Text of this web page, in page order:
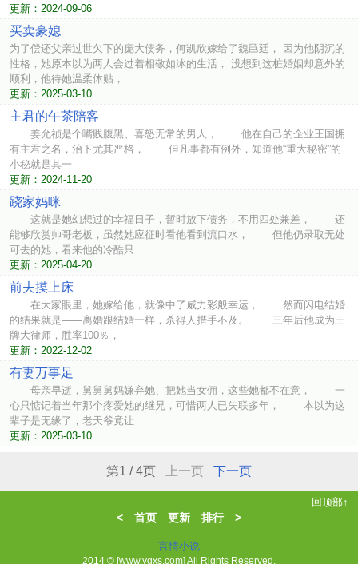
更新：2024-09-06
买卖豪媳
为了偿还父亲过世欠下的庞大债务，何凯欣嫁给了魏邑廷， 因为他阴沉的
性格，她原本以为两人会过着相敬如冰的生活， 没想到这桩婚姻却意外的
顺利，他待她温柔体贴，
更新：2025-03-10
主君的午茶陪客
姜允祯是个嘴贱腹黑、喜怒无常的男人， 他在自己的企业王国拥
有主君之名，治下尤其严格， 但凡事都有例外，知道他“重大秘密”的
小秘就是其一——
更新：2024-11-20
跷家妈咪
这就是她幻想过的幸福日子，暂时放下债务，不用四处兼差， 还
能够欣赏帅哥老板，虽然她应征时看他看到流口水， 但他仍录取无处
可去的她，看来他的冷酷只
更新：2025-04-20
前夫摸上床
在大家眼里，她嫁给他，就像中了威力彩般幸运， 然而闪电结婚
的结果就是——离婚跟结婚一样，杀得人措手不及。 三年后他成为王
牌大律师，胜率100％，
更新：2022-12-02
有妻万事足
母亲早逝，舅舅舅妈嫌弃她、把她当女佣，这些她都不在意， 一
心只惦记着当年那个疼爱她的继兄，可惜两人已失联多年， 本以为这
辈子是无缘了，老天爷竟让
更新：2025-03-10
第1 / 4页 上一页 下一页
回顶部↑
< 首页 更新 排行>
言情小说
2014 © [www.yqxs.com] All Rights Reserved.